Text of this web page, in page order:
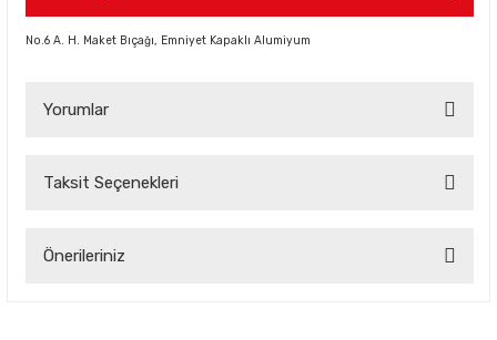
No.6 A. H. Maket Bıçağı, Emniyet Kapaklı Alumiyum
Yorumlar
Taksit Seçenekleri
Önerileriniz